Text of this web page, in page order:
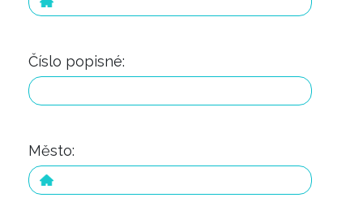
REDAKCE
Číslo popisné:
Město: